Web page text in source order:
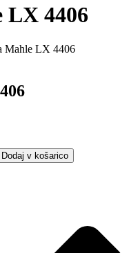
4406
Mahle LX 4406
Dodaj v košarico